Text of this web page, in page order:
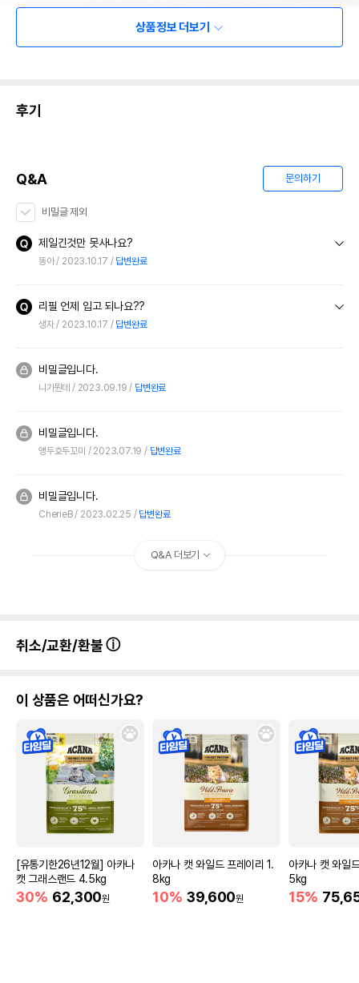
상품정보 더보기
후기
Q&A 문의하기
비밀글 제외
제일긴것만 못사나요?
똥아 2023.10.17 답변완료
리필 언제 입고 되나요??
생자 2023.10.17 답변완료
비밀글입니다.
니가뭔데 2023.09.19 답변완료
비밀글입니다.
앵두호두꼬미 2023.07.19 답변완료
비밀글입니다.
CherieB 2023.02.25 답변완료
Q&A 더보기
취소/교환/환불
이 상품은 어떠신가요?
[유통기한26년12월] 아카나
캣 그래스랜드 4.5kg
30% 62,300원
아카나 캣 와일드 프레이리 1.
8kg
10% 39,600원
아카나 캣 와일
5kg
15%